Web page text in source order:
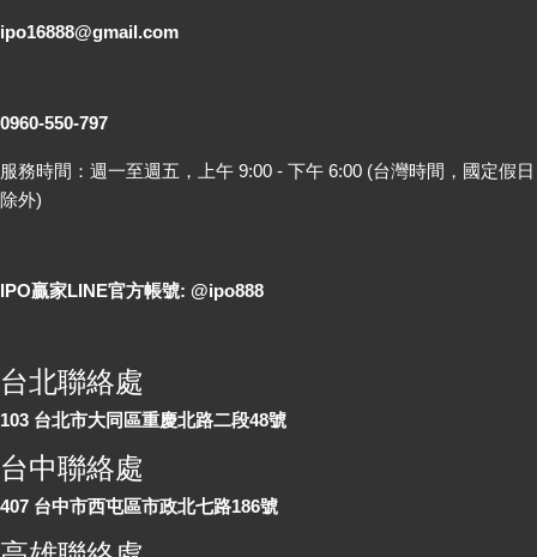
ipo16888@gmail.com
0960-550-797
服務時間：週一至週五，上午 9:00 - 下午 6:00 (台灣時間，國定假日
除外)
IPO贏家LINE官方帳號: @ipo888
台北聯絡處
103 台北市大同區重慶北路二段48號
台中聯絡處
407 台中市西屯區市政北七路186號